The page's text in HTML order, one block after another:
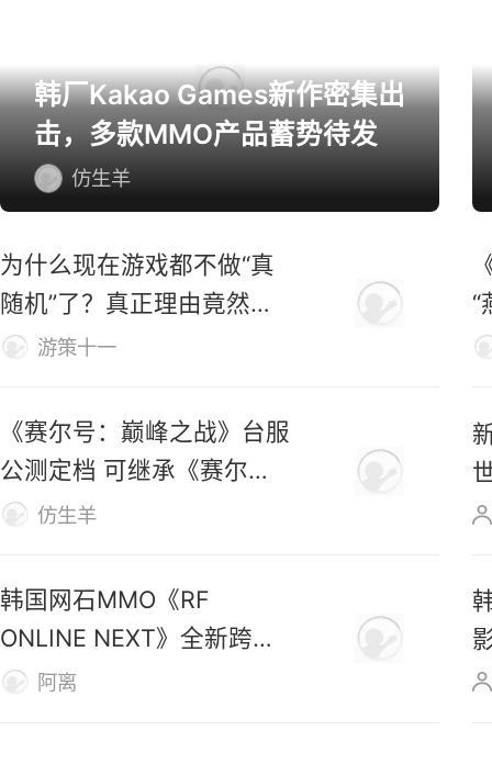
韩厂Kakao Games新作密集出
击，多款MMO产品蓄势待发
仿生羊
为什么现在游戏都不做“真
随机”了？真正理由竟然
是……游策十一
“
《赛尔号：巅峰之战》台服
公测定档 可继承《赛尔
号》数据
仿生羊
韩国网石MMO《RF
ONLINE NEXT》全新跨服
战区上线
阿离